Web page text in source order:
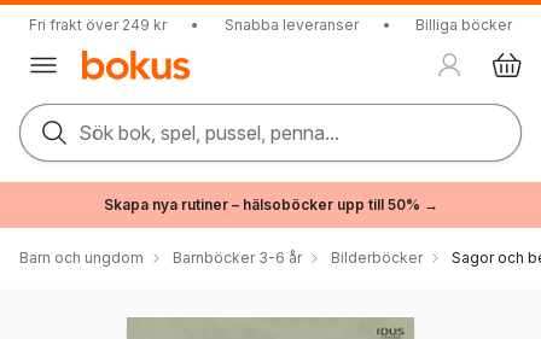
Fri frakt över 249 kr • Snabba leveranser • Billiga böcker
Sök bok, spel, pussel, penna...
Skapa nya rutiner – hälsoböcker upp till 50% →
Barn och ungdom Barnböcker 3-6 år Bilderböcker Sagor och